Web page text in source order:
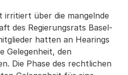
irritiert über die mangelnde
des Regierungsrats Basel-
hatten an Hearings
Gelegenheit, den
Die Phase des rechtlichen